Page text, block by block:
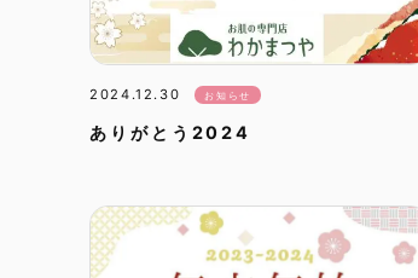
2024.12.30 お知らせ
ありがとう2024